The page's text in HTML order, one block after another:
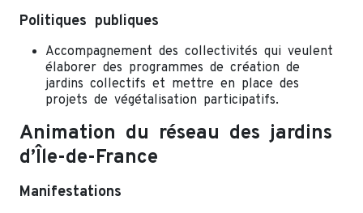
Politiques publiques
Accompagnement des collectivités qui veulent
élaborer des programmes de création de
jardins collectifs et mettre en place des
projets de végétalisation participatifs.
Animation du réseau des jardins
d’Île-de-France
Manifestations